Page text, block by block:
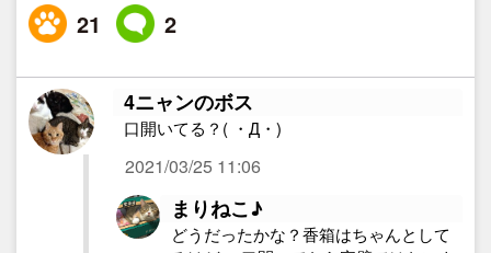
21 2
4ニャンのボス
口開いてる？( ・Д・)
2021/03/25 11:06
まりねこ♪
どうだったかな？香箱はちゃんとして